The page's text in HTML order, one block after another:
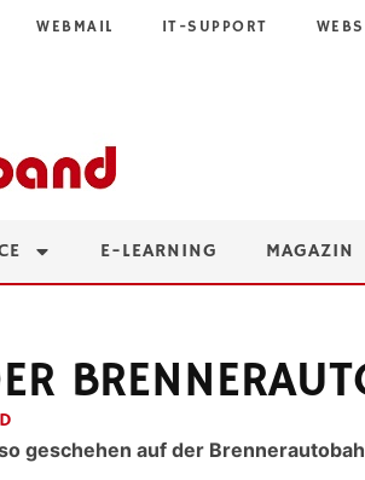
WEBMAIL IT-SUPPORT
E-LEARNING MAGAZIN
geschehen auf der